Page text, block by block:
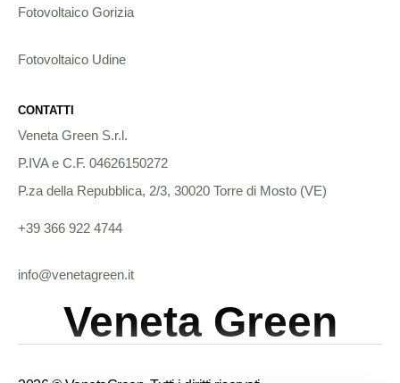
Fotovoltaico Gorizia
Fotovoltaico Udine
CONTATTI
Veneta Green S.r.l.
P.IVA e C.F. 04626150272
P.za della Repubblica, 2/3, 30020 Torre di Mosto (VE)
+39 366 922 4744
info@venetagreen.it
Veneta Green